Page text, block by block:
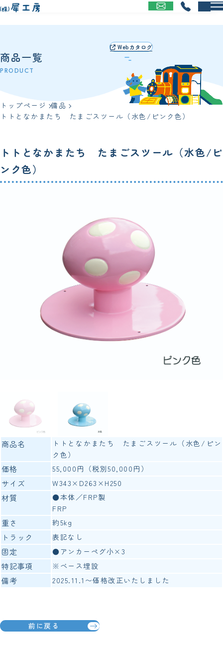
お問い合わせする
電話する
商品一覧
Webカタログ
トップページ 備品
トトとなかまたち たまごスツール（水色/ピンク色）
トトとなかまたち たまごスツール（水色/ピ
ンク色）
商品名
トトとなかまたち たまごスツール（水色/ピン
ク色）
価格 55,000円（税別50,000円）
サイズ W343×D263×H250
材質
●本体／FRP製
FRP
重さ 約5kg
トラック 表記なし
固定 ●アンカーペグ小×3
特記事項 ※ベース埋設
備考 2025.11.1〜価格改正いたしました
前に戻る